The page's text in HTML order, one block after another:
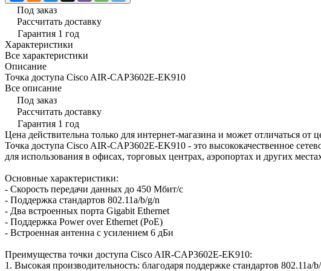
Под заказ
Рассчитать доставку
Гарантия 1 год
Характеристики
Все характеристики
Описание
Точка доступа Cisco AIR-CAP3602E-EK910
Все описание
Под заказ
Рассчитать доставку
Гарантия 1 год
Цена действительна только для интернет-магазина и может отличаться от
Точка доступа Cisco AIR-CAP3602E-EK910 - это высококачественное
для использования в офисах, торговых центрах, аэропортах и других
Основные характеристики:
- Скорость передачи данных до 450 Мбит/с
- Поддержка стандартов 802.11a/b/g/n
- Два встроенных порта Gigabit Ethernet
- Поддержка Power over Ethernet (PoE)
- Встроенная антенна с усилением 6 дБи
Преимущества точки доступа Cisco AIR-CAP3602E-EK910:
1. Высокая производительность: благодаря поддержке стандартов